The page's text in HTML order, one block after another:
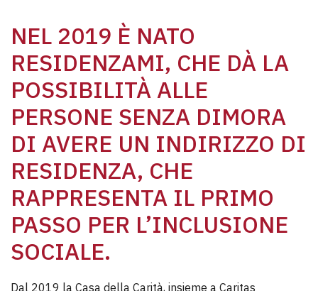
NEL 2019 È NATO
RESIDENZAMI, CHE DÀ LA
POSSIBILITÀ ALLE
PERSONE SENZA DIMORA
DI AVERE UN INDIRIZZO DI
RESIDENZA, CHE
RAPPRESENTA IL PRIMO
PASSO PER L’INCLUSIONE
SOCIALE.
Dal 2019 la Casa della Carità, insieme a Caritas